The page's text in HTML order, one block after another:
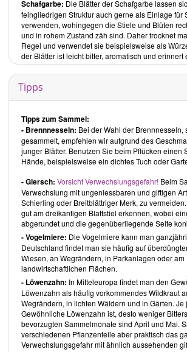
Im BlogRohkostladyvonYvonne Zindlerfinden
Rezeptteil die Abschnitte: Tipps, Fasten, Rohkost
Seele, Bücher und Rohköstlich unterwegs.
Die Rezepte sind in 8 Bereiche untergliedert:
Smoothies
Vorspeisen
Hauptspeisen
Dessert
Kuchen
Neben diesen Kategorien kann man auch nach
Schlagwörtern suchen, wie beispielsweise Apfel
Rezepte
Smoothies:
In diesem grössten Abschnitt finden Sie etwa zu
Smoothies auf Obst-, Gemüse- und
benötigt etwas zugesetztes Öl und
kommen ohne aus. Etwa ⅙ verlangen nach
Lucuma oder Weizengraspulver. Als Beispiel ist der
vegane Wildkräuter-Smoothiegenannt.
Vorspeisen:
Hier finden Sie lediglich 3 Fingerfood Rezepte,
dasFenchel Rawpaccio.
Salate:
Schafgarbe: Die Blätter der Schafgarbe lassen
feingliedrigen Struktur auch gerne als Einlage für
verwenden, wohingegen die Stiele und Blüten
und in rohem Zustand zäh sind. Daher trocknet
Regel und verwendet sie beispielsweise als
der Blätter ist leicht bitter, aromatisch und erinnert
Tipps
Tipps zum Sammel:
- Brennnesseln: Bei der Wahl der Brennnesseln,
gesammelt, empfehlen wir aufgrund des
junger Blätter. Benutzen Sie beim Pflücken einen
Hände, beispielsweise ein dichtes Tuch oder
- Giersch: Vorsicht Verwechslungsgefahr! Beim
Verwechslung mit ungeniessbaren und giftigen
Schierling oder Breitblättriger Merk, zu
gut am dreikantigen Blattstiel erkennen, wobei
abgerundet und die gegenüberliegende Seite
- Vogelmiere: Die Vogelmiere kann man
Deutschland findet man sie häufig auf
Wiesen, an Wegrändern, in Parkanlagen oder am
landwirtschaftlichen Flächen.
- Löwenzahn: In Mitteleuropa findet man den
Löwenzahn als häufig vorkommendes Wildkraut
Wegrändern, in lichten Wäldern und in Gärten. Je
Gewöhnliche Löwenzahn ist, desto weniger
bevorzugten Sammelmonate sind April und Mai.
verschiedenen Pflanzenteile aber praktisch das
Verwechslungsgefahr mit ähnlich aussehenden